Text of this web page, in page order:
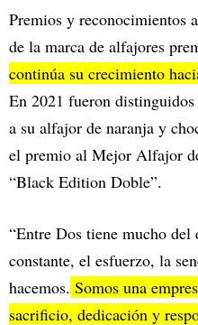
Premios y reconocimientos
de la marca de alfajores
continúa su crecimiento
En 2021 fueron
a su alfajor de naranja y
el premio al Mejor Alfajor
“Black Edition Doble”.
“Entre Dos tiene mucho
constante, el esfuerzo, la
hacemos. Somos una
sacrificio, dedicación y